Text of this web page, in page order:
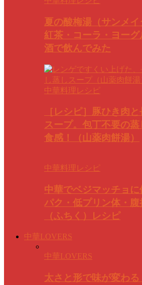
夏の酸梅湯（サンメイ
紅茶・コーラ・ヨー
酒で飲んでみた
中華料理レシピ
［レシピ］豚ひき肉
スープ。包丁不要の
食感！（山薬肉餅湯）
中華料理レシピ
中華でベジマッチョ
パク・低プリン体・
（ふちく）レシピ
中華LOVERS
中華LOVERS
太さと形で味が変わ